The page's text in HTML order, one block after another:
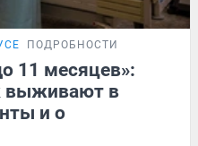
ПОДРОБНОСТИ
11 месяцев»:
выживают в
и о